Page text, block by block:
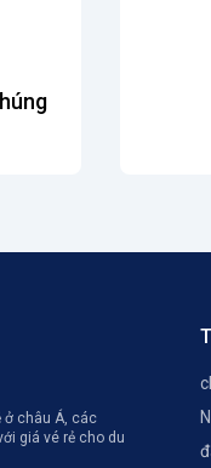
ở châu Á, các
giá vé rẻ cho du